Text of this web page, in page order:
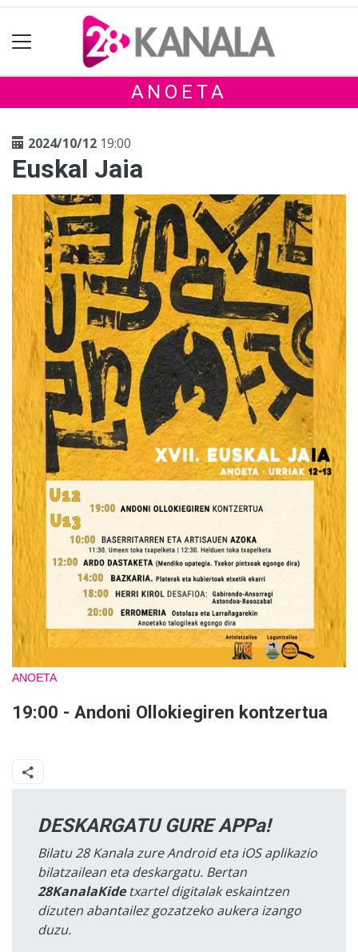
ANOETA
2024/10/12 19:00
Euskal Jaia
ANOETA
19:00 - Andoni Ollokiegiren kontzertua
DESKARGATU GURE APPa!
Bilatu 28 Kanala zure Android eta iOS aplikazio
bilatzailean eta deskargatu. Bertan
28KanalaKidetxartel digitalak eskaintzen
dizuten abantailez gozatzeko aukera izango
duzu.